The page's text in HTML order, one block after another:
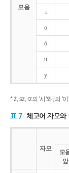
모음
i
o
ó
u
y
* ż, sz, rz의 '시'와 j의 '
표 7 체코어 자모와
자모
모
앞